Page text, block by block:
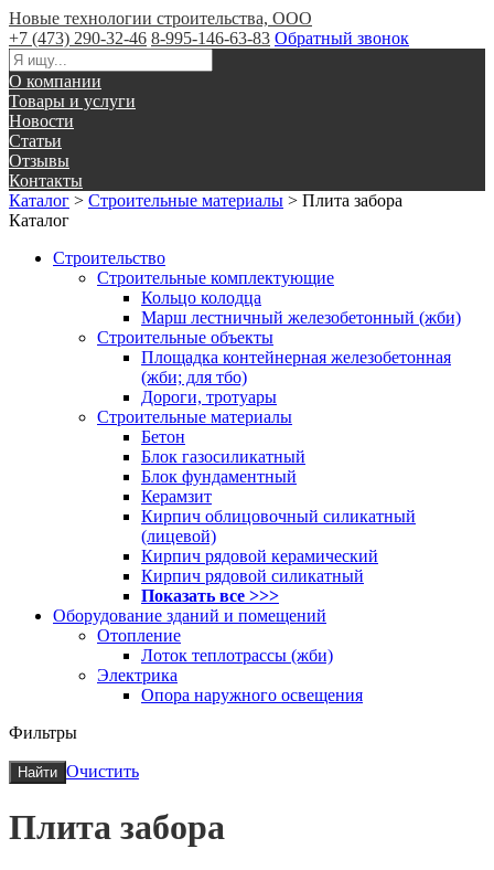
Новые технологии строительства, ООО
+7 (473) 290-32-46 8-995-146-63-83 Обратный звонок
О компании
Товары и услуги
Новости
Статьи
Отзывы
Контакты
Каталог > Строительные материалы > Плита забора
Каталог
Строительство
Строительные комплектующие
Кольцо колодца
Марш лестничный железобетонный (жби)
Строительные объекты
Площадка контейнерная железобетонная
(жби; для тбо)
Дороги, тротуары
Строительные материалы
Бетон
Блок газосиликатный
Блок фундаментный
Керамзит
Кирпич облицовочный силикатный
(лицевой)
Кирпич рядовой керамический
Кирпич рядовой силикатный
Показать все >>>
Оборудование зданий и помещений
Отопление
Лоток теплотрассы (жби)
Электрика
Опора наружного освещения
Фильтры
Найти Очистить
Плита забора